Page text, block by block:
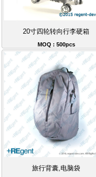
20寸四轮转向行李硬箱
MOQ : 500pcs
旅行背囊,电脑袋